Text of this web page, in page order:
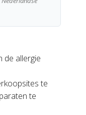
de allergie
te
te